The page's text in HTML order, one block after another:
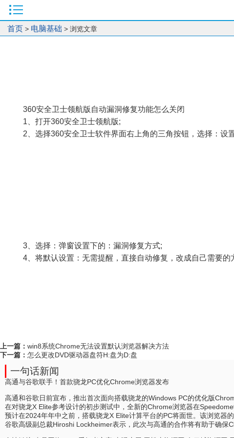
首页 > 电脑基础 > 浏览文章
360安全卫士领航版自动漏洞修复功能怎么关闭
1、打开360安全卫士领航版;
2、选择360安全卫士软件界面右上角的三角按钮，选择：设
3、选择：弹窗设置下的：漏洞修复方式;
4、将默认设置：无需提醒，直接自动修复，改成自己需要
上一篇： win8系统Chrome无法设置默认浏览器解决方法
下一篇： 怎么更改DVD驱动器盘符H:盘为D:盘
一句话新闻
高通与谷歌联手！首款骁龙PC优化Chrome浏览器发布
高通和谷歌日前宣布，推出首次面向搭载骁龙的Windows PC的优化版
在对骁龙X Elite参考设计的初步测试中，全新的Chrome浏览器在
预计在2024年年中之前，搭载骁龙X Elite计算平台的PC将面世。该浏览器
谷歌高级副总裁Hiroshi Lockheimer表示，此次与高通的合作将有助于确保